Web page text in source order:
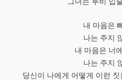
내 마음은
나는 주지
내 마음은 너
나는 주지
당신이 나에게 어떻게 이런